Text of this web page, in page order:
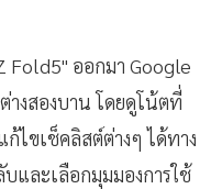
Fold5" ออกมา Google
งสองบาน โดยดูโน้ตที่
ไขเช็คลิสต์ต่างๆ ได้ทาง
และเลือกมุมมองการใช้